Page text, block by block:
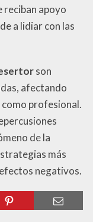
reciban apoyo
a lidiar con las
son
afectando
profesional.
de la
más
negativos.